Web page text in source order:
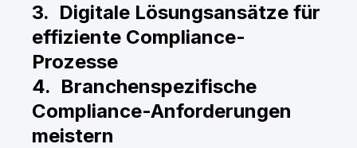
3. Digitale Lösungsansätze für
effiziente Compliance-
Prozesse
4. Branchenspezifische
Compliance-Anforderungen
meistern